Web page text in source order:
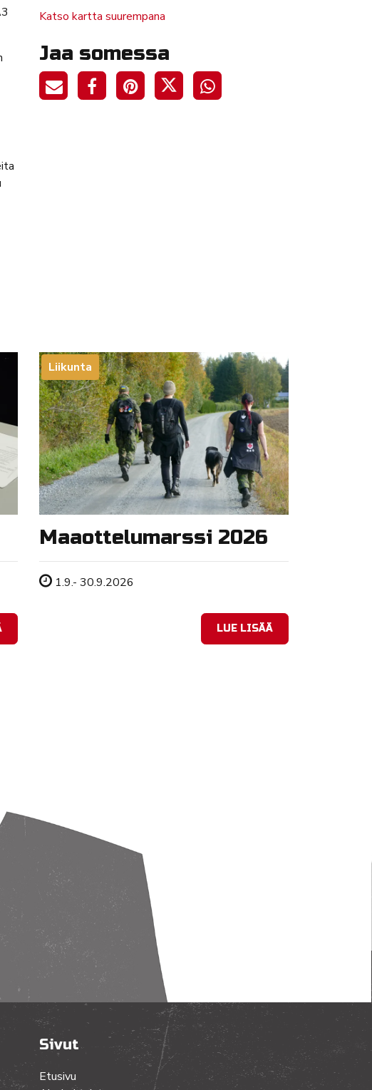
Katso kartta suurempana
Jaa somessa
Liikunta
Maaottelumarssi 2026
Tapahtuman ajankohta
1.9.- 30.9.2026
LUE LISÄÄ
Sivut
Etusivu